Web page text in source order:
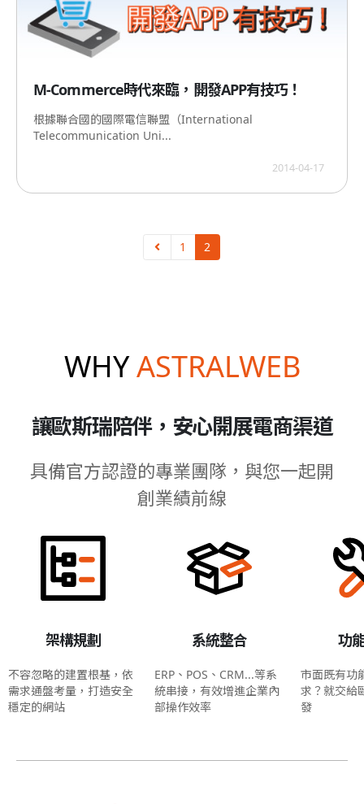
M-Commerce時代來臨，開發APP有技巧！
根據聯合國的國際電信聯盟（International
Telecommunication Uni...
2014-04-17
1 2
WHYASTRALWEB
讓歐斯瑞陪伴，安心開展電商渠道
具備官方認證的專業團隊，與您一起開
創業績前線
架構規劃
不容忽略的建置根基，依
需求通盤考量，打造安全
穩定的網站
系統整合
ERP、POS、CRM...等系
統串接，有效增進企業內
部操作效率
功
市面既有功
求？就交給
發